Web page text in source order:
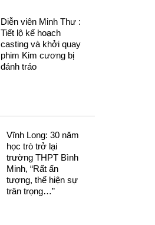
Diễn viên Minh Thư :
Tiết lộ kế hoạch
casting và khởi quay
phim Kim cương bị
đánh tráo
Vĩnh Long: 30 năm
học trò trở lại
trường THPT Bình
Minh, “Rất ấn
tượng, thể hiện sự
trân trọng…”